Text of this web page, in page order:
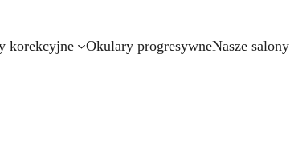
korekcyjne Okulary progresywneNasze salony